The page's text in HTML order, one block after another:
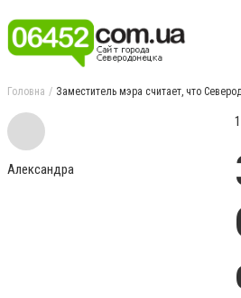
Головна Заместитель мэра считает, что
Александра